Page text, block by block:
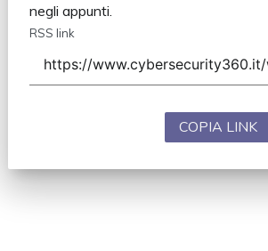
negli appunti.
RSS link
COPIA LINK